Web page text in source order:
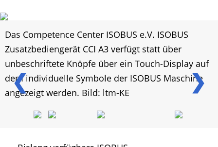
❮ ❯
Das Competence Center ISOBUS e.V. ISOBUS
Zusatzbediengerät CCI A3 verfügt statt über
unbeschriftete Knöpfe über ein Touch-Display auf
dem individuelle Symbole der ISOBUS Maschine
angezeigt werden. Bild: ltm-KE